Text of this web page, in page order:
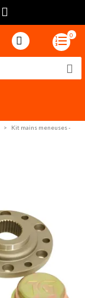
0
Kit mains meneuses -